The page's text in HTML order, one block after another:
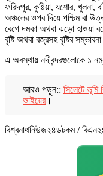
ফরিদপুর, কুষ্টিয়া, যশোর, খুলনা,
অঞ্চলের ওপর দিয়ে পশ্চিম বা
বেগে দমকা অথবা ঝড়ো হাওয়া
বৃষ্টি অথবা বজ্রসহ বৃষ্টির
এ অবস্থায় নদীবন্দরগুলোকে ১
আরও পড়ুন:: সিলেটে ভূমি
ভাইয়ের।
বিশ্বনাথনিউজ২৪ডটকম /